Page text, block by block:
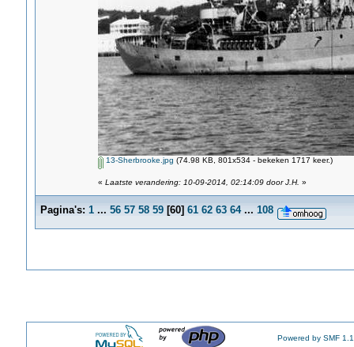
13-Sherbrooke.jpg (74.98 KB, 801x534 - bekeken 1717 keer.)
« Laatste verandering: 10-09-2014, 02:14:09 door J.H. »
Pagina's: 1 ... 56 57 58 59[60] 61 62 63 64 ... 108
Powered by SMF